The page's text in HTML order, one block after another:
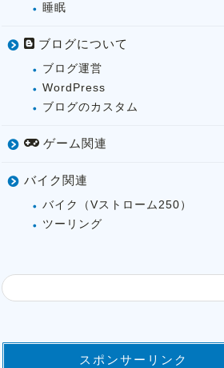
睡眠
ブログについて
ブログ運営
WordPress
ブログのカスタム
ゲーム関連
バイク関連
バイク（Vストローム250）
ツーリング
スポンサーリンク